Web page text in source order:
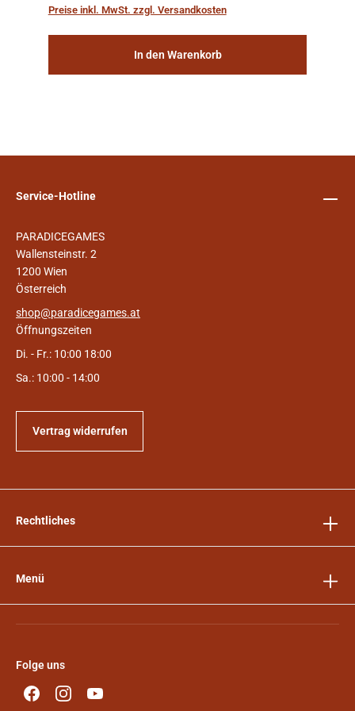
Preise inkl. MwSt. zzgl. Versandkosten
In den Warenkorb
Service-Hotline
PARADICEGAMES
Wallensteinstr. 2
1200 Wien
Österreich
shop@paradicegames.at
Öffnungszeiten
Di. - Fr.: 10:00 18:00
Sa.: 10:00 - 14:00
Vertrag widerrufen
Rechtliches
Menü
Folge uns